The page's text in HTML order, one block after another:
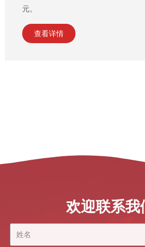
元。
查看详情
欢迎联系我